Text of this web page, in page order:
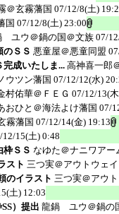
＠玄霧藩国 07/12/8(土)
国 07/12/8(土) 23:00
ユウ＠鍋の国＠文族 07/
のＳＳ 悪童屋＠悪童同盟
成いたしま...高神喜一郎
ウツン藩国 07/12/12(水)
村佑華＠ＦＥＧ 07/12/13(
おひと＠海法よけ藩国 07/
霧藩国 07/12/14(金) 19:13
12/15(土) 0:48
枠ＳＳ なゆた＠ナニワアー
スト 三つ実＠アウトウェイ
のイラスト 三つ実＠アウ
土) 12:03
）提出 龍鍋 ユウ＠鍋の